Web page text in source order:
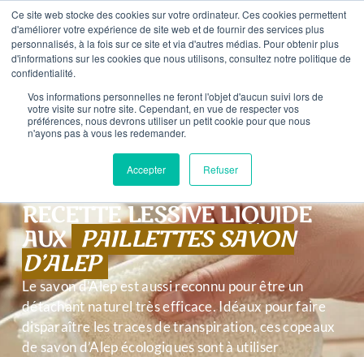
Ce site web stocke des cookies sur votre ordinateur. Ces cookies permettent
d'améliorer votre expérience de site web et de fournir des services plus
personnalisés, à la fois sur ce site et via d'autres médias. Pour obtenir plus
d'informations sur les cookies que nous utilisons, consultez notre politique de
confidentialité.
Vos informations personnelles ne feront l'objet d'aucun suivi lors de
votre visite sur notre site. Cependant, en vue de respecter vos
préférences, nous devrons utiliser un petit cookie pour que nous
n'ayons pas à vous les redemander.
Accepter Refuser
principal
– LIVRAISON OFFERTE EN FRANCE À
0
RECETTE LESSIVE LIQUIDE
AUX PAILLETTES SAVON
D’ALEP
Le savon d’Alep est aussi reconnu pour être un
détachant naturel très efficace. Idéaux pour faire
disparaître les traces de transpiration, ces copeaux
de savon d’Alep écologiques sont à utiliser